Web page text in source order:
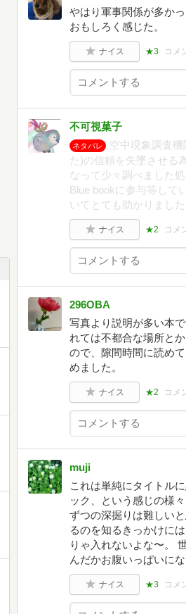
やはり軍事関係が多か
おもしろく感じた。
ナイス ★3 コメ
不可視菓子
ネタバレ
空中現象調査
た)の信頼を失墜させる
なって少々調べました
Blue bookに参与等して
いてとても助かりまし
ナイス ★2 コメ
296OBA
写真より説明が多い本
れては不都合な場所と
ので、隙間時間に読め
めました。
ナイス ★2 コメ
muji
これは単純にタイトル
ック、という感じの様
ずつの深掘りは難しい
るのを知るきっかけに
りゃ入れないよな〜。
んだかお腹いっぱいにな
ナイス ★3 コメ